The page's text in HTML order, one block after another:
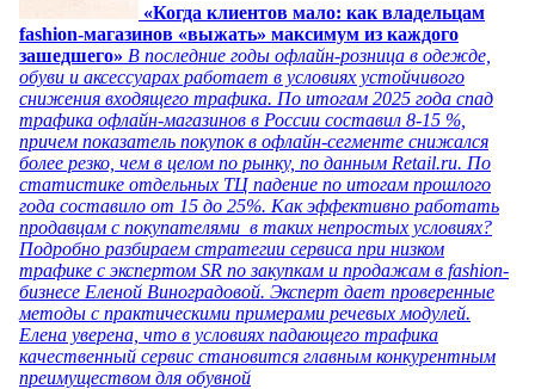
«Когда клиентов мало: как владельцам
fashion-магазинов «выжать» максимум из каждого
зашедшего» В последние годы офлайн-розница в одежде,
обуви и аксессуарах работает в условиях устойчивого
снижения входящего трафика. По итогам 2025 года спад
трафика офлайн-магазинов в России составил 8-15 %,
причем показатель покупок в офлайн-сегменте снижался
более резко, чем в целом по рынку, по данным Retail.ru. По
статистике отдельных ТЦ падение по итогам прошлого
года составило от 15 до 25%. Как эффективно работать
продавцам с покупателями в таких непростых условиях?
Подробно разбираем стратегии сервиса при низком
трафике с экспертом SR по закупкам и продажам в fashion-
бизнесе Еленой Виноградовой. Эксперт дает проверенные
методы с практическими примерами речевых модулей.
Елена уверена, что в условиях падающего трафика
качественный сервис становится главным конкурентным
преимуществом для обувной